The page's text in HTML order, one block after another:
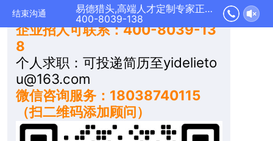
结束沟通
易德猎头,高端人才定制专家正在为您服务
400-8039-138
们的VIP客服联系。
企业招人可联系：400-8039-13
8
个人求职：可投递简历至yidelieto
u@163.com
微信咨询服务：18038740115
（扫二维码添加顾问）